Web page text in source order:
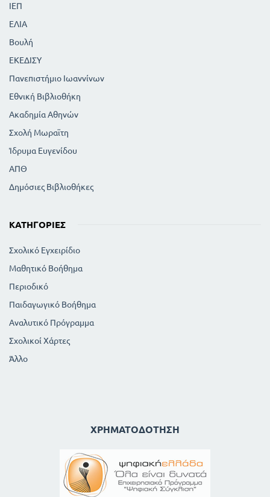
ΙΕΠ
ΕΛΙΑ
Βουλή
ΕΚΕΔΙΣΥ
Πανεπιστήμιο Ιωαννίνων
Εθνική Βιβλιοθήκη
Ακαδημία Αθηνών
Σχολή Μωραϊτη
Ίδρυμα Ευγενίδου
ΑΠΘ
Δημόσιες Βιβλιοθήκες
ΚΑΤΗΓΟΡΊΕΣ
Σχολικό Εγχειρίδιο
Μαθητικό Βοήθημα
Περιοδικό
Παιδαγωγικό Βοήθημα
Αναλυτικό Πρόγραμμα
Σχολικοί Χάρτες
Άλλο
ΧΡΗΜΑΤΟΔΌΤΗΣΗ